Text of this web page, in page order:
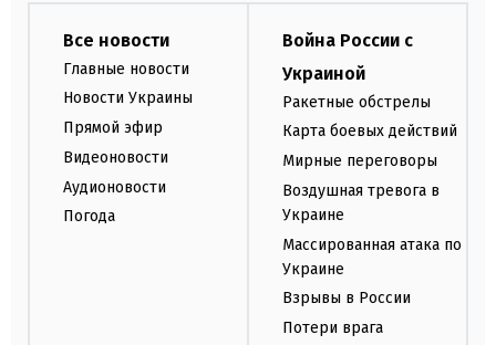
Все новости
Главные новости
Новости Украины
Прямой эфир
Видеоновости
Аудионовости
Погода
Война России с
Украиной
Ракетные обстрелы
Карта боевых действий
Мирные переговоры
Воздушная тревога в
Украине
Массированная атака по
Украине
Взрывы в России
Потери врага